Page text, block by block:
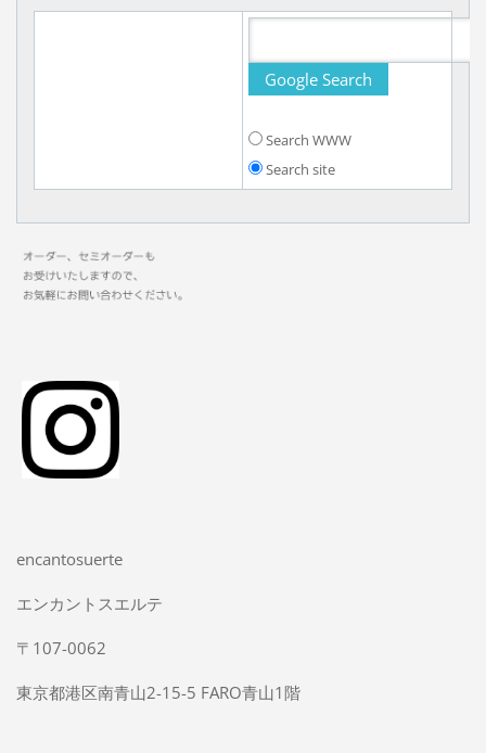
Search WWW
Search site
encantosuerte
エンカントスエルテ
〒107-0062
東京都港区南青山2-15-5 FARO青山1階